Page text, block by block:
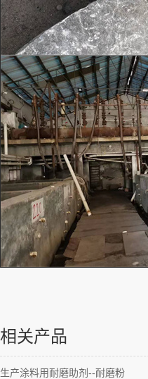
相关产品
生产涂料用耐磨助剂--耐磨粉